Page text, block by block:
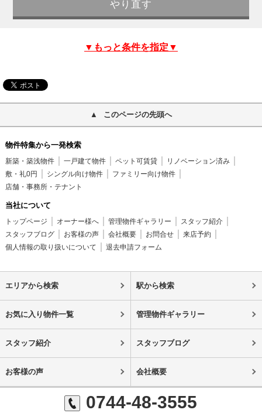
▼もっと条件を指定▼
このページの先頭へ
物件特集から一発検索
新築・築浅物件 一戸建て物件 ペット可賃貸
リノベーション済み
敷・礼0円
シングル向け物件
ファミリー向け物件
店舗・事務所・テナント
当社について
トップページ オーナー様へ 管理物件ギャラリー
スタッフ紹介
スタッフブログ
お客様の声 会社概要 お問合せ
来店予約
個人情報の取り扱いについて
退去申請フォーム
エリアから検索 駅から検索
お気に入り物件一覧 管理物件ギャラリー
スタッフ紹介 スタッフブログ
お客様の声 会社概要
0744-48-3555